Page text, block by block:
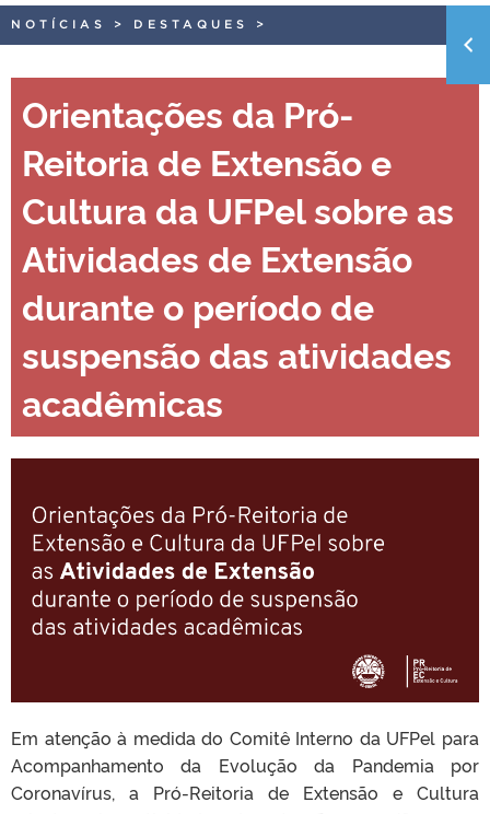
PORTARIAS
NOTÍCIAS > DESTAQUES >
Orientações da Pró-
Reitoria de Extensão e
Cultura da UFPel sobre as
Atividades de Extensão
durante o período de
suspensão das atividades
acadêmicas
Em atenção à medida do Comitê Interno da UFPel para
Acompanhamento da Evolução da Pandemia por
Coronavírus, a Pró-Reitoria de Extensão e Cultura